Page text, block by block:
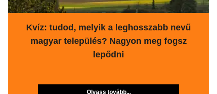
Kvíz: tudod, melyik a leghosszabb nevű
magyar település? Nagyon meg fogsz
lepődni
Olvass tovább...